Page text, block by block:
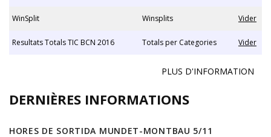
WinSplit Winsplits Vider
Resultats Totals TIC BCN 2016 Totals per Categories Vider
PLUS D'INFORMATION
DERNIÈRES INFORMATIONS
HORES DE SORTIDA MUNDET-MONTBAU 5/11